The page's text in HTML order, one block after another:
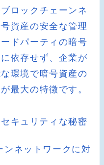
ロックチェーンネ
資産の安全な管理
ドパーティの暗号
依存せず、企業が
環境で暗号資産の
最大の特徴です。
キュリティな秘密
ンネットワークに対